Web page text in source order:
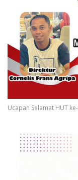
Ucapan Selamat HUT